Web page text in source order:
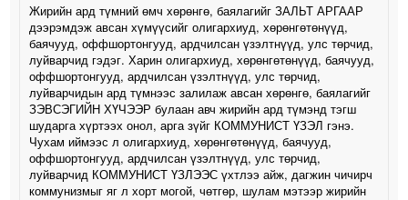
Жирийн ард түмний өмч хөрөнгө, баялагийг ЗАЛЬТ АРГААР
дээрэмдэж авсан хүмүүсийг олигархиуд, хөрөнгөтөнүүд,
баячууд, оффшортонгууд, ардчилсан үзэлтнүүд, улс төрчид,
луйварчид гэдэг. Харин олигархиуд, хөрөнгөтөнүүд, баячууд,
оффшортонгууд, ардчилсан үзэлтнүүд, улс төрчид,
луйварчидын ард түмнээс залилаж авсан хөрөнгө, баялагийг
ЗЭВСЭГИЙН ХҮЧЭЭР булаан авч жирийн ард түмэнд тэгш
шударга хүртээх онол, арга зүйг КОММУНИСТ ҮЗЭЛ гэнэ.
Чухам иймээс л олигархиуд, хөрөнгөтөнүүд, баячууд,
оффшортонгууд, ардчилсан үзэлтнүүд, улс төрчид,
луйварчид КОММУНИСТ ҮЗЛЭЭС үхтлээ айж, дагжин чичирч
коммунизмыг яг л хорт могой, чөтгөр, шулам мэтээр жирийн